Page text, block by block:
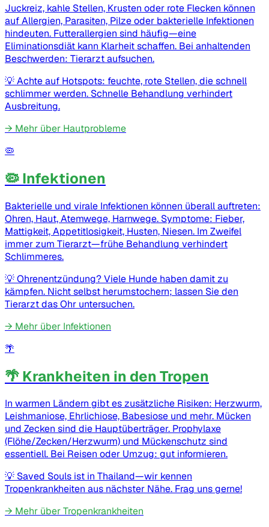
Juckreiz, kahle Stellen, Krusten oder rote Flecken können
auf Allergien, Parasiten, Pilze oder bakterielle Infektionen
hindeuten. Futterallergien sind häufig—eine
Eliminationsdiät kann Klarheit schaffen. Bei anhaltenden
Beschwerden: Tierarzt aufsuchen.
💡Achte auf Hotspots: feuchte, rote Stellen, die schnell
schlimmer werden. Schnelle Behandlung verhindert
Ausbreitung.
→ Mehr über Hautprobleme
🦠
🦠 Infektionen
Bakterielle und virale Infektionen können überall auftreten:
Ohren, Haut, Atemwege, Harnwege. Symptome: Fieber,
Mattigkeit, Appetitlosigkeit, Husten, Niesen. Im Zweifel
immer zum Tierarzt—frühe Behandlung verhindert
Schlimmeres.
💡Ohrenentzündung? Viele Hunde haben damit zu
kämpfen. Nicht selbst herumstochern; lassen Sie den
Tierarzt das Ohr untersuchen.
→ Mehr über Infektionen
🌴
🌴 Krankheiten in den Tropen
In warmen Ländern gibt es zusätzliche Risiken: Herzwurm,
Leishmaniose, Ehrlichiose, Babesiose und mehr. Mücken
und Zecken sind die Hauptüberträger. Prophylaxe
(Flöhe/Zecken/Herzwurm) und Mückenschutz sind
essentiell. Bei Reisen oder Umzug: gut informieren.
💡 Saved Souls ist in Thailand—wir kennen
Tropenkrankheiten aus nächster Nähe. Frag uns gerne!
→ Mehr über Tropenkrankheiten